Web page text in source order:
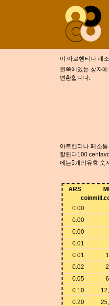
이 아르헨티나 페
왼쪽에있는 상자
변환합니다.
아르헨티나 페소
할된다100
에는5개의유효 숫
ARS
0.00
0.00
0.00
0.01
0.01
0.02
0.05
0.10
0.20